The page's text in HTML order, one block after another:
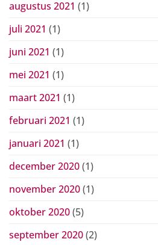
augustus 2021 (1)
juli 2021 (1)
juni 2021 (1)
mei 2021 (1)
maart 2021 (1)
februari 2021 (1)
januari 2021 (1)
december 2020(1)
november 2020(1)
oktober 2020(5)
september 2020(2)